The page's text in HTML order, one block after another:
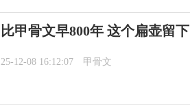
比甲骨文早800年 这个扁壶留
25-12-08 16:12:07 甲骨文